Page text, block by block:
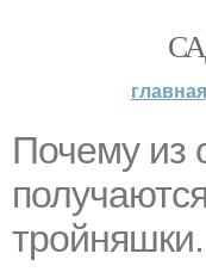
главная
Почему из